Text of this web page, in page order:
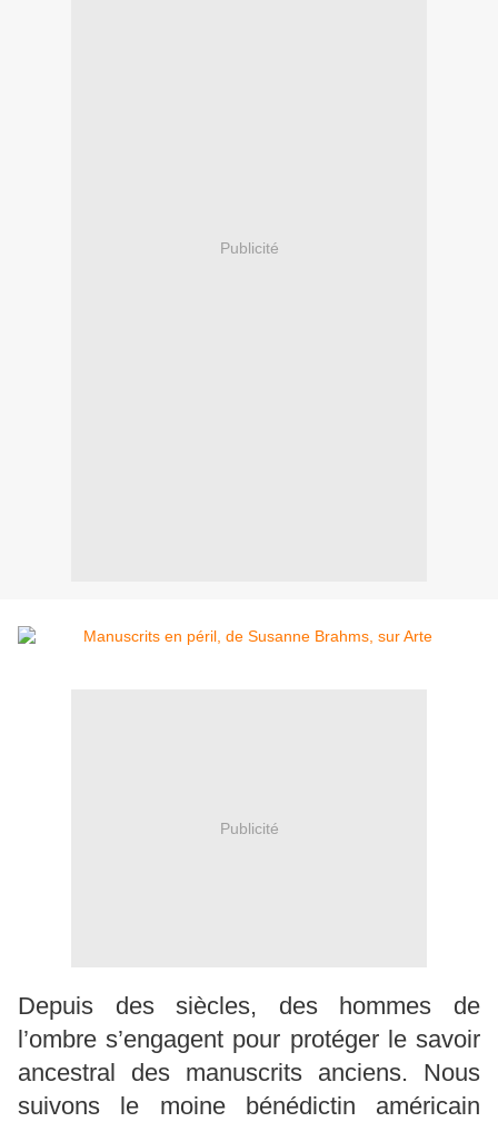
Publicité
Publicité
Depuis des siècles, des hommes de
l’ombre s’engagent pour protéger le savoir
ancestral des manuscrits anciens. Nous
suivons le moine bénédictin américain